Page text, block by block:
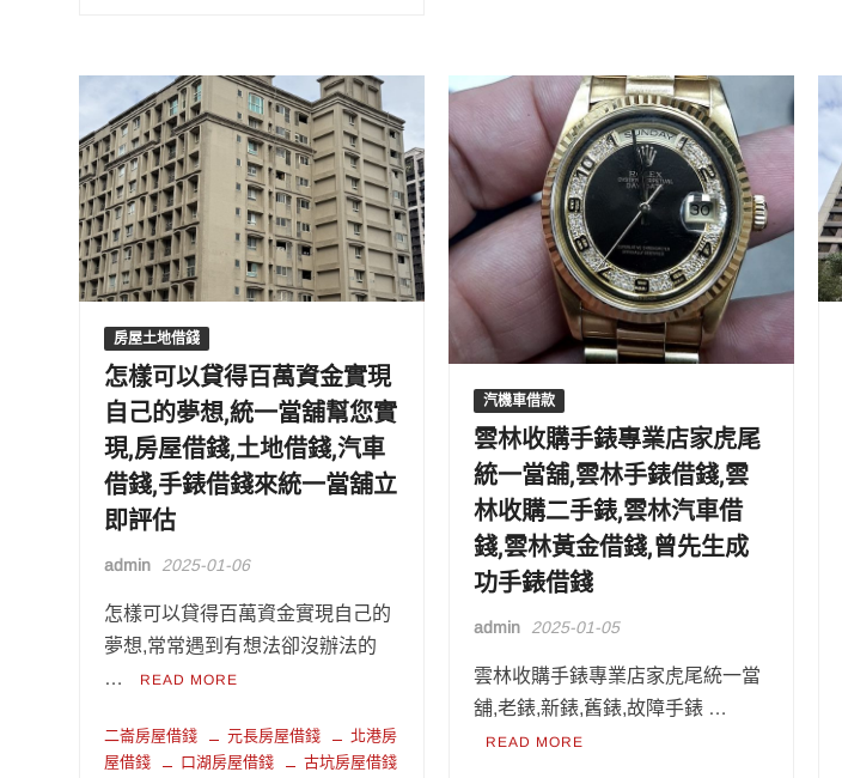
房屋土地借錢
怎樣可以貸得百萬資金實現
自己的夢想,統一當舖幫您實
現,房屋借錢,土地借錢,汽車
借錢,手錶借錢來統一當舖立
即評估
admin 2025-01-06
怎樣可以貸得百萬資金實現自己的
夢想,常常遇到有想法卻沒辦法的
…
READ MORE
二崙房屋借錢 元長房屋借錢
北港房
屋借錢
口湖房屋借錢
古坑房屋借錢
汽機車借款
雲林收購手錶專業店家虎尾
統一當舖,雲林手錶借錢,雲
林收購二手錶,雲林汽車借
錢,雲林黃金借錢,曾先生成
功手錶借錢
admin 2025-01-05
雲林收購手錶專業店家虎尾統一當
舖,老錶,新錶,舊錶,故障手錶 …
READ MORE